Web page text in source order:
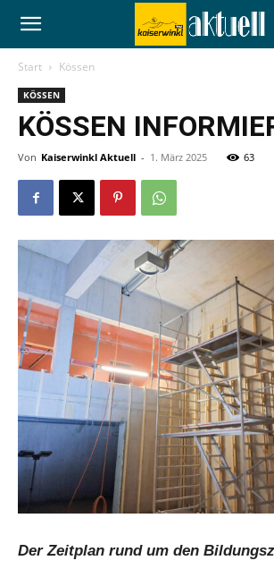
Start Kössen
KÖSSEN
KÖSSEN
Von Kaiserwinkl Aktuell - 1. März 2025 63
Der Zeitplan rund um den